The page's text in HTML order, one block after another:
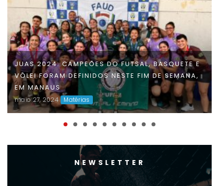
JUAS 2024: CAMPEÕES DO FUTSAL, BASQUETE E
VÔLEI FORAM DEFINIDOS NESTE FIM DE SEMANA,
EM MANAUS
maio 27, 2024 Matérias
NEWSLETTER